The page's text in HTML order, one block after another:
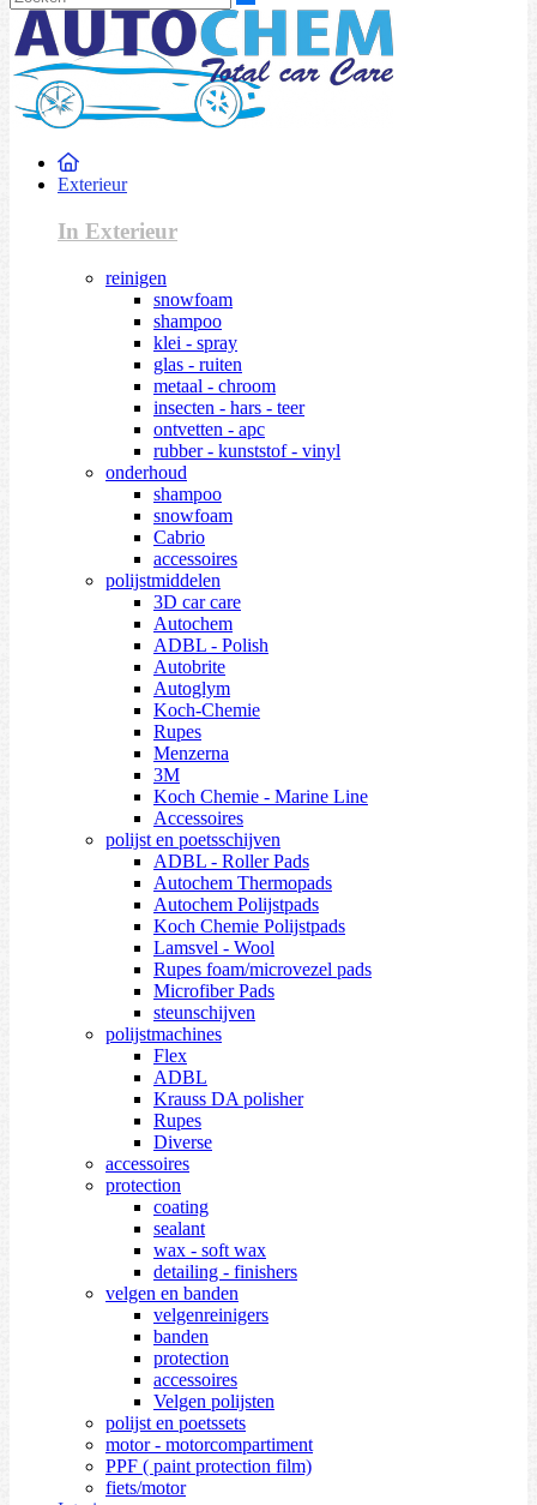
Exterieur
In Exterieur
reinigen
snowfoam
shampoo
klei - spray
glas - ruiten
metaal - chroom
insecten - hars - teer
ontvetten - apc
rubber - kunststof - vinyl
onderhoud
shampoo
snowfoam
Cabrio
accessoires
polijstmiddelen
3D car care
Autochem
ADBL - Polish
Autobrite
Autoglym
Koch-Chemie
Rupes
Menzerna
3M
Koch Chemie - Marine Line
Accessoires
polijst en poetsschijven
ADBL - Roller Pads
Autochem Thermopads
Autochem Polijstpads
Koch Chemie Polijstpads
Lamsvel - Wool
Rupes foam/microvezel pads
Microfiber Pads
steunschijven
polijstmachines
Flex
ADBL
Krauss DA polisher
Rupes
Diverse
accessoires
protection
coating
sealant
wax - soft wax
detailing - finishers
velgen en banden
velgenreinigers
banden
protection
accessoires
Velgen polijsten
polijst en poetssets
motor - motorcompartiment
PPF ( paint protection film)
fiets/motor